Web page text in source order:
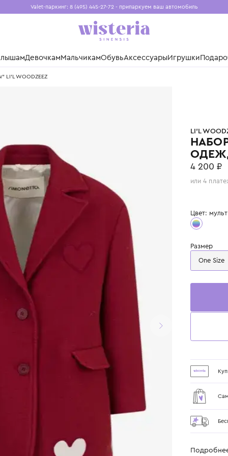
Valet-паркинг: 8 (495) 445-27-72 - припаркуем ваш
Бесплатная доставка при заказе от 15 000 ₽
Установите приложение, чтобы покупки были еще
МалышамДевочкамМальчикамОбувьАксессуары